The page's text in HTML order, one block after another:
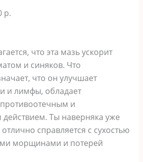
р.
что эта мазь ускорит
и синяков. Что
что он улучшает
и лимфы, обладает
и
Ты наверняка уже
справляется с сухостью
морщинами и потерей